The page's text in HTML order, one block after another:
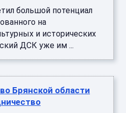
большой потенциал
на
и исторических
ДСК уже им ...
Брянской области